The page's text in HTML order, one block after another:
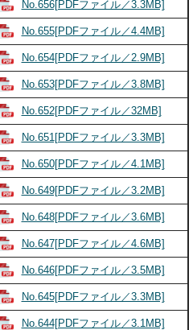
No.656[PDFファイル／3.3MB]
No.655[PDFファイル／4.4MB]
No.654[PDFファイル／2.9MB]
No.653[PDFファイル／3.8MB]
No.652[PDFファイル／32MB]
No.651[PDFファイル／3.3MB]
No.650[PDFファイル／4.1MB]
No.649[PDFファイル／3.2MB]
No.648[PDFファイル／3.6MB]
No.647[PDFファイル／4.6MB]
No.646[PDFファイル／3.5MB]
No.645[PDFファイル／3.3MB]
No.644[PDFファイル／3.1MB]